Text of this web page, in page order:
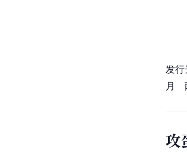
发
月
攻